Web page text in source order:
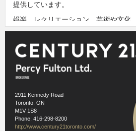
提供しています。
娯楽、レクリエーション、芸術や文化
持っています。
スカーバラブラフス
Previous
2911 Kennedy Road
Toronto, ON
M1V 1S8
Phone: 416-298-8200
http://www.century21toronto.com/